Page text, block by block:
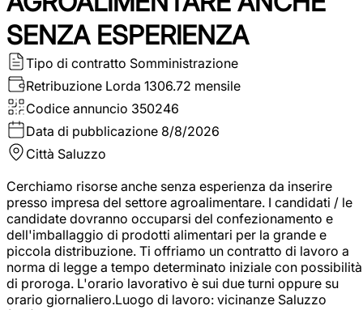
SENZA ESPERIENZA
Tipo di contratto Somministrazione
Retribuzione Lorda 1306.72 mensile
Codice annuncio 350246
Data di pubblicazione 8/8/2026
Città Saluzzo
Cerchiamo risorse anche senza esperienza da inserire
presso impresa del settore agroalimentare. I candidati / le
candidate dovranno occuparsi del confezionamento e
dell'imballaggio di prodotti alimentari per la grande e
piccola distribuzione. Ti offriamo un contratto di lavoro a
norma di legge a tempo determinato iniziale con possibilità
di proroga. L'orario lavorativo è sui due turni oppure su
orario giornaliero.Luogo di lavoro: vicinanze Saluzzo